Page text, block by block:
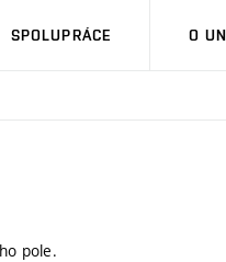
SPOLUPRÁCE O
pole.